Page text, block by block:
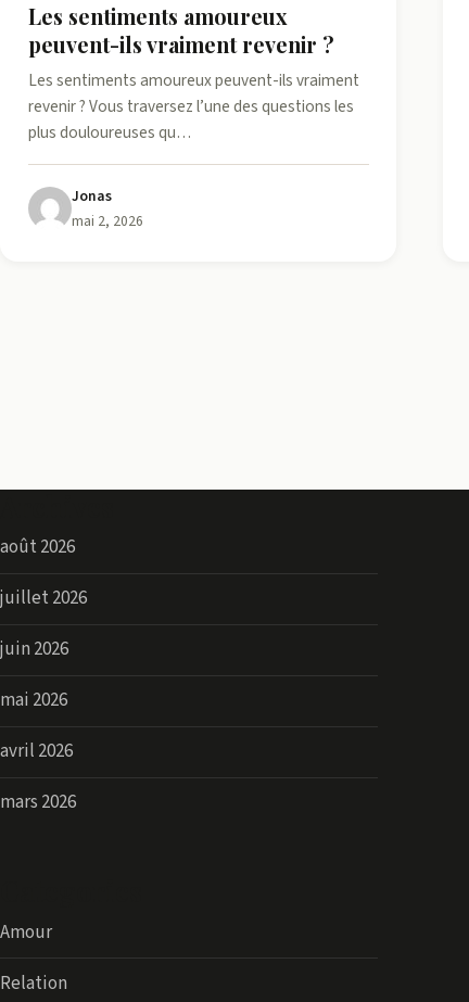
Les sentiments amoureux
peuvent-ils vraiment revenir ?
Les sentiments amoureux peuvent-ils vraiment
revenir ? Vous traversez l’une des questions les
plus douloureuses qu…
Jonas
mai 2, 2026
août 2026
juillet 2026
juin 2026
mai 2026
avril 2026
mars 2026
Amour
Relation